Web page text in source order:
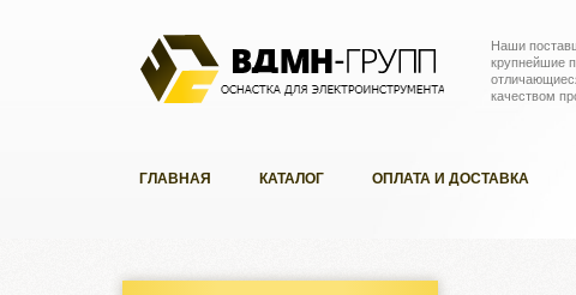
Наши
крупнейшие
качеством
ГЛАВНАЯ КАТАЛОГ ОПЛАТА И ДОСТАВКА